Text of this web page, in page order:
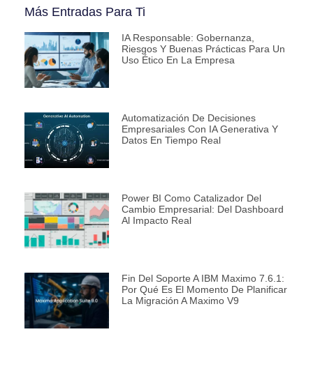
Más Entradas Para Ti
IA Responsable: Gobernanza,
Riesgos Y Buenas Prácticas Para Un
Uso Ético En La Empresa
Automatización De Decisiones
Empresariales Con IA Generativa Y
Datos En Tiempo Real
Power BI Como Catalizador Del
Cambio Empresarial: Del Dashboard
Al Impacto Real
Fin Del Soporte A IBM Maximo 7.6.1:
Por Qué Es El Momento De Planificar
La Migración A Maximo V9